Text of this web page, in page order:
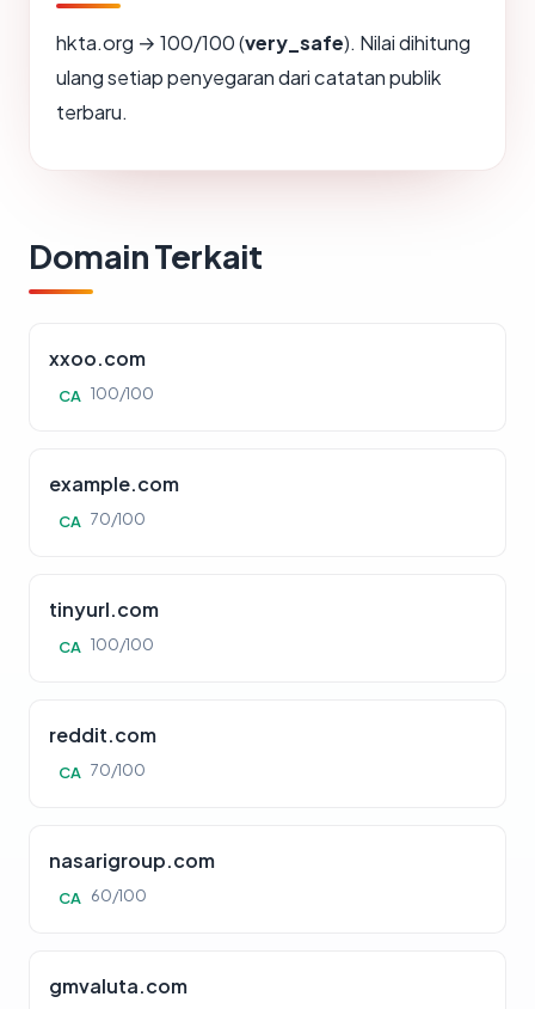
hkta.org → 100/100 (very_safe). Nilai dihitung
ulang setiap penyegaran dari catatan publik
terbaru.
Domain Terkait
xxoo.com
CA 100/100
example.com
CA 70/100
tinyurl.com
CA 100/100
reddit.com
CA 70/100
nasarigroup.com
CA 60/100
gmvaluta.com